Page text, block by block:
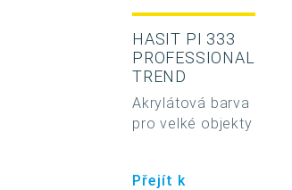
HASIT PI 333
PROFESSIONAL
TREND
Akrylátová barva
pro velké objekty
Přejít k